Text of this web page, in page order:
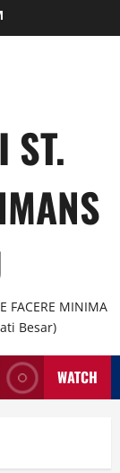
ST.
FACERE MINIMA
Besar)
WATCH